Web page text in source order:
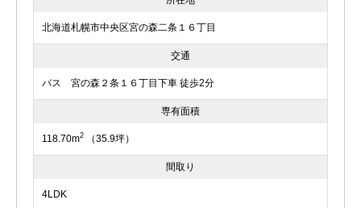
北海道札幌市中央区宮の森二条１６丁目
交通
バス 宮の森２条１６丁目下車 徒歩2分
専有面積
118.70m2 （35.9坪）
間取り
4LDK